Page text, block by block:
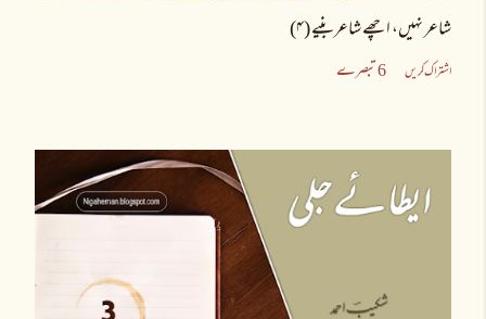
شاعر نہیں، اچھے شاعر بنیے (۴)
اشتراک کریں 6 تبصرے